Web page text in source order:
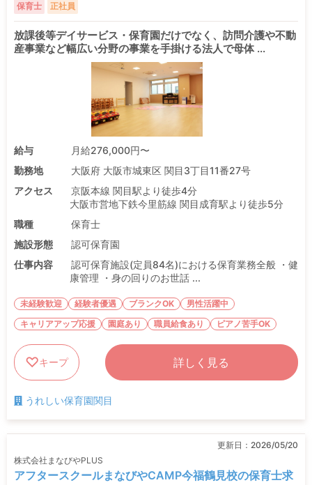
保育士 正社員
放課後等デイサービス・保育園だけでなく、訪問介護や不動
産事業など幅広い分野の事業を手掛ける法人で母体 ...
給与
月給276,000円〜
勤務地
大阪府 大阪市城東区 関目3丁目11番27号
アクセス
京阪本線 関目駅より徒歩4分
大阪市営地下鉄今里筋線 関目成育駅より徒歩5分
職種
保育士
施設形態
認可保育園
仕事内容
認可保育施設(定員84名)における保育業務全般 ・健
康管理 ・身の回りのお世話 ...
未経験歓迎 経験者優遇 ブランクOK
男性活躍中
キャリアアップ応援
園庭あり 職員給食あり ピアノ苦手OK
キープ 詳しく見る
うれしい保育園関目
更新日： 2026/05/20
株式会社まなびやPLUS
アフタースクールまなびやCAMP今福鶴見校の保育士求